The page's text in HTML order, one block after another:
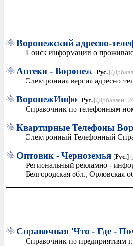
Bopонежский адресно-
Поиск информации о
Аптеки - Воронеж [Рус.]
Электронная версия адресно-
ВоронежИнфо [Рус.] (Добавлен:
Справочник по телефонным
Квартирные Телефоны
Электронный Телефонный
Оптовик - Черноземья [Рус.]
Региональный рекламно -
Белгородская обл., Орловская
Справочная 'Что - Где -
Справочник по предприятиям